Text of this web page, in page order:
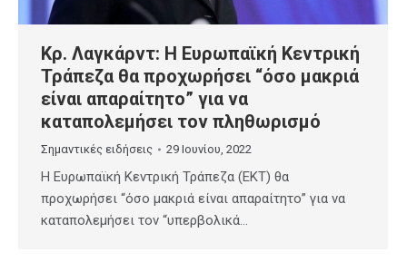
Κρ. Λαγκάρντ: Η Ευρωπαϊκή Κεντρική
Τράπεζα θα προχωρήσει “όσο μακριά
είναι απαραίτητο” για να
καταπολεμήσει τον πληθωρισμό
Σημαντικές ειδήσεις 29 Ιουνίου, 2022
Η Ευρωπαϊκή Κεντρική Τράπεζα (ΕΚΤ) θα
προχωρήσει “όσο μακριά είναι απαραίτητο” για να
καταπολεμήσει τον “υπερβολικά…